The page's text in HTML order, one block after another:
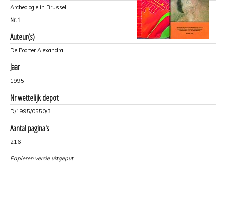
Archeologie in Brussel
Nr. 1
Auteur(s)
De Poorter Alexandra
Jaar
1995
Nr wettelijk depot
D/1995/0550/3
Aantal pagina's
216
Papieren versie uitgeput